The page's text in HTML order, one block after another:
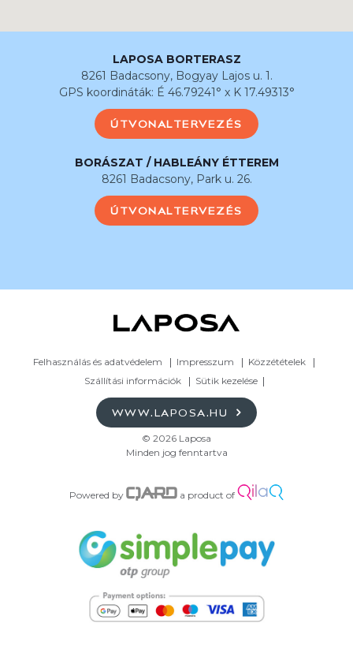
LAPOSA BORTERASZ
8261 Badacsony, Bogyay Lajos u. 1.
GPS koordináták: É 46.79241° x K 17.49313°
ÚTVONALTERVEZÉS
BORÁSZAT / HABLEÁNY ÉTTEREM
8261 Badacsony, Park u. 26.
ÚTVONALTERVEZÉS
Felhasználás és adatvédelem Impresszum
Közzétételek
Szállítási információk
Sütik kezelése
WWW.LAPOSA.HU
© 2026 Laposa
Minden jog fenntartva
Powered by a product of